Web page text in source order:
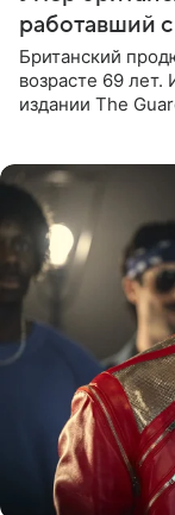
работавший
Британский
возрасте 69
издании The